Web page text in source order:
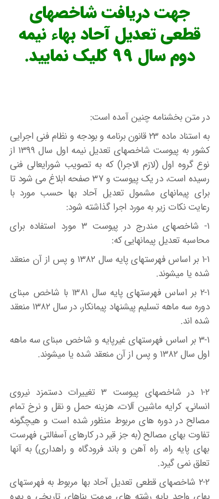
جهت دریافت شاخصهای
قطعی تعدیل آحاد بهاء نیمه
دوم سال ۹۹ کلیک نمایید.
در متن بخشنامه چنین آمده است:
به استناد ماده ۲۳ قانون برنامه و بودجه و نظام فنی اجرایی
کشور به پیوست شاخصهای تعدیل نیمه اول سال ۱۳۹۹ از
نوع گروه اول (لازم الاجرا) که به تصویب شورایعالی فنی
رسیده است، در یک پیوست و ۳۷ صفحه ابلاغ می شود تا
برای پیمانهای مشمول تعدیل آحاد بها حسب مورد با
رعایت نکات زیر به مورد اجرا گذاشته شود:
۱- شاخصهای مندرج در پیوست ۳ مورد استفاده برای
محاسبه تعدیل پیمانهایی که:
۱-۱ بر اساس فهرستهای پایه سال ۱۳۸۲ و پس از آن منعقد
شده یا میشوند.
۲-۱ بر اساس فهرستهای پایه سال ۱۳۸۱ با شاخص مبنای
دوره سه ماهه تسلیم پیشنهاد پیمانکار، در سال ۱۳۸۲ منعقد
شده اند.
۳-۱ بر اساس فهرستهای غیرپایه و شاخص مبنای سه ماهه
اول سال ۱۳۸۲ و پس از آن منعقد شده یا میشوند.
۱-۲ در شاخصهای پیوست ۳ تغییرات دستمزد نیروی
انسانی، کرایه ماشین آلات، هزینه حمل و نقل و نرخ تمام
مصالح در دوره های مربوط منظور شده است و هیچگونه
تفاوت بهای مصالح (به جز قیر در کارهای آسفالتی فهرست
بهای پایه راه، راه آهن و باند فرودگاه و راهداری) به آنها
تعلق نمی گیرد.
۲-۲ شاخصهای قطعی تعدیل آحاد بها مربوط به فهرستهای